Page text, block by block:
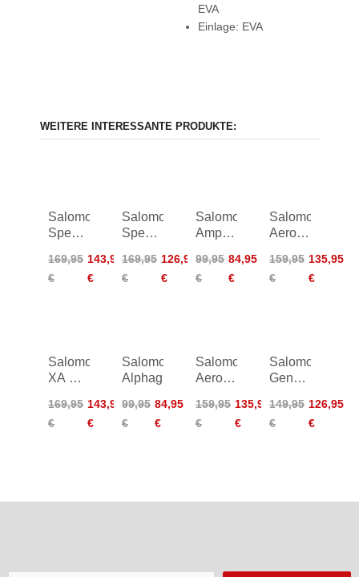
EVA
Einlage: EVA
WEITERE INTERESSANTE PRODUKTE:
Salomon
Speedcross
169,95
€
143,95
€
Salomon
Speedcross
169,95
€
126,95
€
Salomon
Amphib
Women
99,95
€
84,95
€
Salomon
Aero
159,95
€
135,95
€
Salomon
XA Pro
GTX
169,95
€
143,95
€
Salomon
Alphaglide
99,95
€
84,95
€
Salomon
Aero
GRVL
159,95
€
135,95
€
Salomon
Genesis
149,95
€
126,95
€